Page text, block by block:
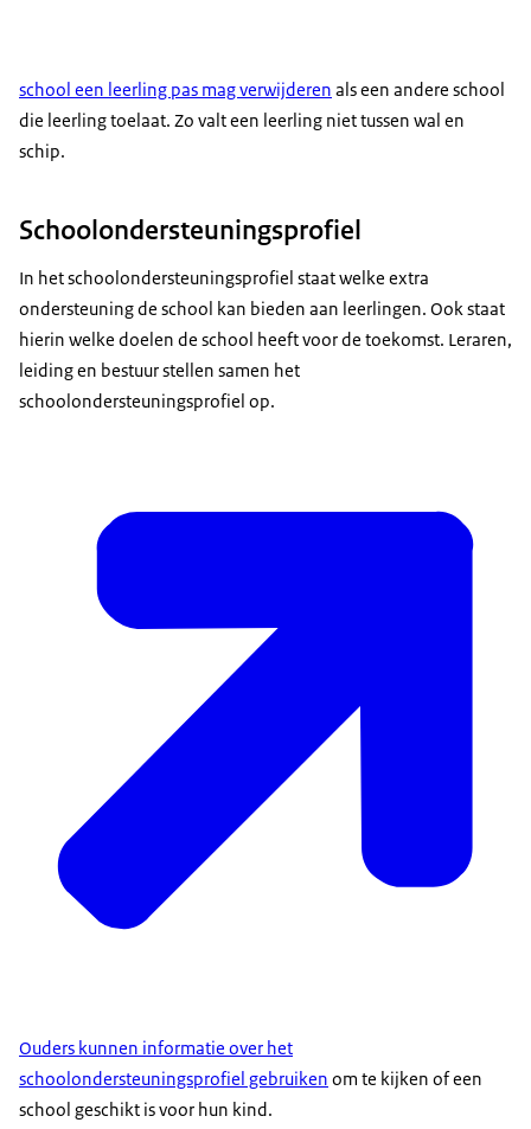
school een leerling pas mag verwijderen als een andere school
die leerling toelaat. Zo valt een leerling niet tussen wal en
schip.
Schoolondersteuningsprofiel
In het schoolondersteuningsprofiel staat welke extra
ondersteuning de school kan bieden aan leerlingen. Ook staat
hierin welke doelen de school heeft voor de toekomst. Leraren,
leiding en bestuur stellen samen het
schoolondersteuningsprofiel op.
Ouders kunnen informatie over het
schoolondersteuningsprofiel gebruiken om te kijken of een
school geschikt is voor hun kind.